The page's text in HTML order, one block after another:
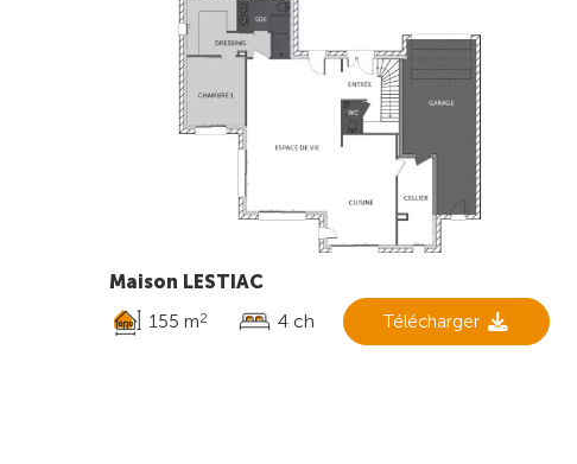
Maison LESTIAC
155 m2 4 ch Télécharger